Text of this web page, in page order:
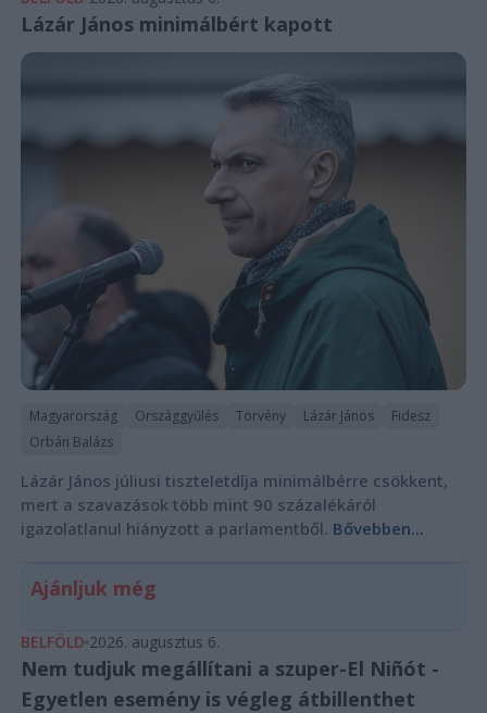
Lázár János minimálbért kapott
Magyarország Országgyűlés Törvény Lázár János
Fidesz
Orbán Balázs
Lázár János júliusi tiszteletdíja minimálbérre csökkent,
mert a szavazások több mint 90 százalékáról
igazolatlanul hiányzott a parlamentből. Bővebben...
Ajánljuk még
BELFÖLD 2026. augusztus 6.
Nem tudjuk megállítani a szuper-El Niñót -
Egyetlen esemény is végleg átbillenthet